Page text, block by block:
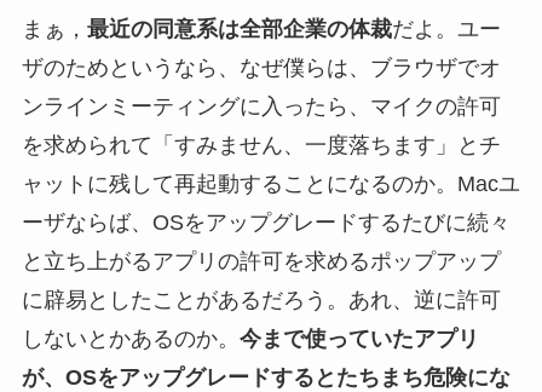
まぁ， 最近の同意系は全部企業の体裁だよ。ユー
ザのためというなら、なぜ僕らは、ブラウザでオ
ンラインミーティングに入ったら、マイクの許可
を求められて「すみません、一度落ちます」とチ
ャットに残して再起動することになるのか。Macユ
ーザならば、OSをアップグレードするたびに続々
と立ち上がるアプリの許可を求めるポップアップ
に辟易としたことがあるだろう。あれ、逆に許可
しないとかあるのか。 今まで使っていたアプリ
が、OSをアップグレードするとたちまち危険にな